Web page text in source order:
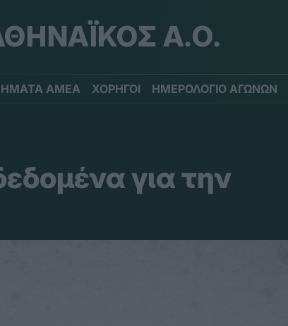
Α.Ο.
ΑΜΕΑ ΧΟΡΗΓΟΙ ΗΜΕΡΟΛΟΓΙΟ ΑΓΩΝΩΝ
για την